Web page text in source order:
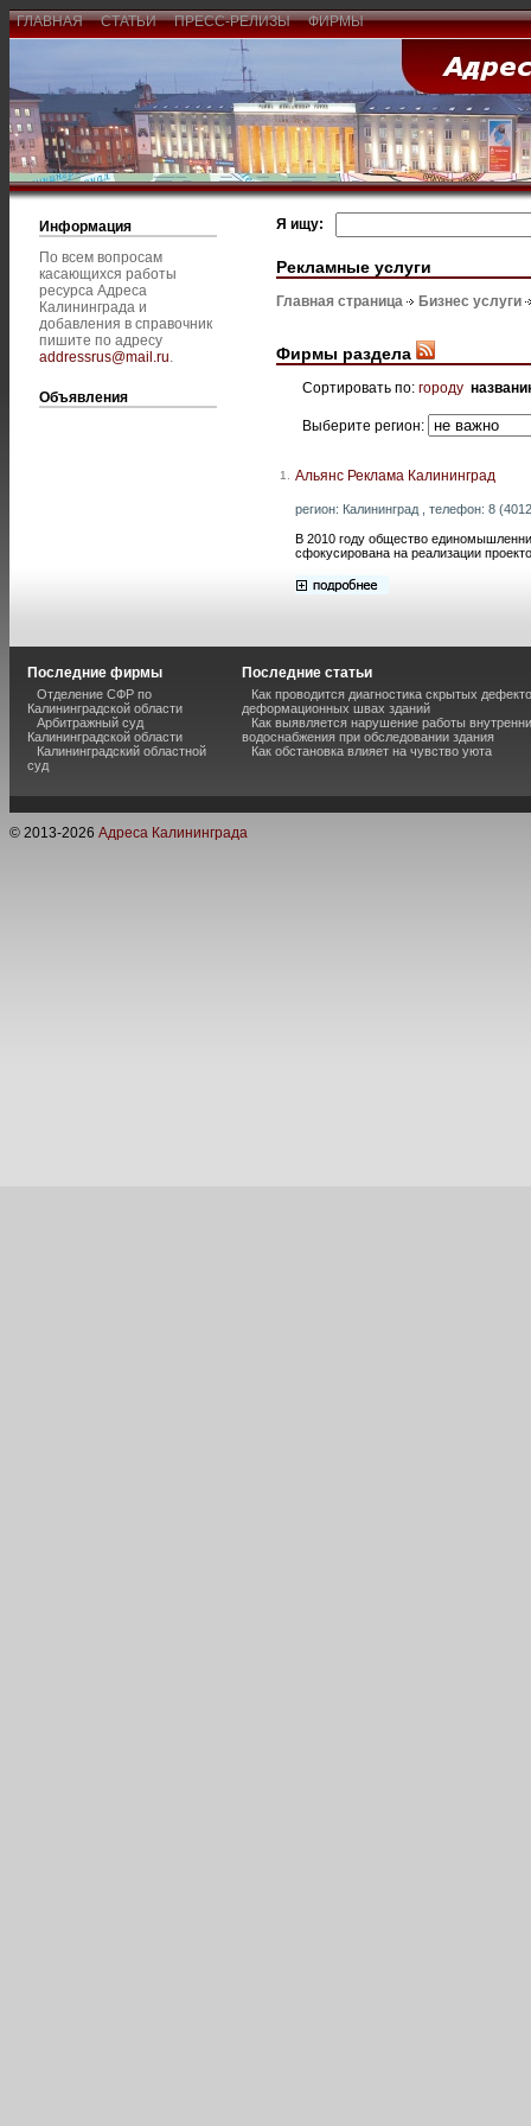
ГЛАВНАЯ СТАТЬИ ПРЕСС-РЕЛИЗЫ ФИРМЫ
Информация
По всем вопросам
касающихся работы
ресурса Адреса
Калининграда и
добавления в справочник
пишите по адресу
addressrus@mail.ru.
Объявления
Я ищу:
Рекламные услуги
Главная страница Бизнес услуги
Фирмы раздела
Сортировать по: городу
Выберите регион:
1. Альянс Реклама Калининград
регион: Калининград , телефон: 8
В 2010 году общество
сфокусирована на реализации
Последние фирмы
Отделение СФР по
Калининградской области
Арбитражный суд
Калининградской области
Калининградский областной
суд
Последние статьи
Как проводится диагностика скрытых
деформационных швах зданий
Как выявляется нарушение работы
водоснабжения при обследовании здания
Как обстановка влияет на чувство уюта
© 2013-2026 Адреса Калининграда